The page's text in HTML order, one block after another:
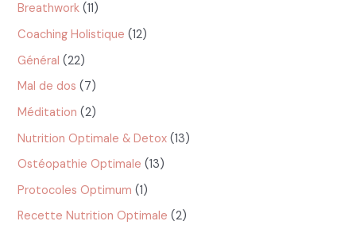
Breathwork (11)
Coaching Holistique (12)
Général (22)
Mal de dos (7)
Méditation (2)
Nutrition Optimale & Detox (13)
Ostéopathie Optimale (13)
Protocoles Optimum (1)
Recette Nutrition Optimale (2)